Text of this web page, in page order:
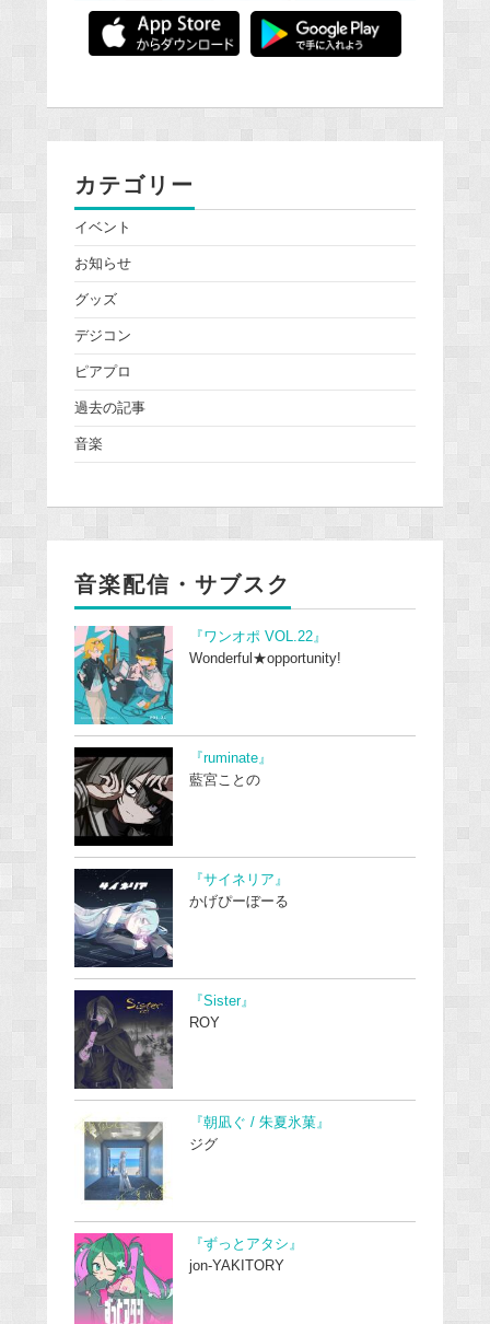
カテゴリー
イベント
お知らせ
グッズ
デジコン
ピアプロ
過去の記事
音楽
音楽配信・サブスク
『ワンオポ VOL.22』
Wonderful★opportunity!
『ruminate』
藍宮ことの
『サイネリア』
かげぴーぼーる
『Sister』
ROY
『朝凪ぐ / 朱夏氷菓』
ジグ
『ずっとアタシ』
jon-YAKITORY